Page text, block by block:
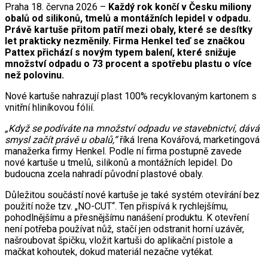
Praha 18. června 2026 – Každý rok končí v Česku miliony
obalů od silikonů, tmelů a montážních lepidel v odpadu.
Právě kartuše přitom patří mezi obaly, které se desítky
let prakticky nezměnily. Firma Henkel teď se značkou
Pattex přichází s novým typem balení, které snižuje
množství odpadu o 73 procent a spotřebu plastu o více
než polovinu.
Nové kartuše nahrazují plast 100% recyklovaným kartonem s
vnitřní hliníkovou fólií.
„Když se podíváte na množství odpadu ve stavebnictví, dává
smysl začít právě u obalů,“říká Irena Kovářová, marketingová
manažerka firmy Henkel. Podle ní firma postupně zavede
nové kartuše u tmelů, silikonů a montážních lepidel. Do
budoucna zcela nahradí původní plastové obaly.
Důležitou součástí nové kartuše je také systém otevírání bez
použití nože tzv. „NO-CUT“. Ten přispívá k rychlejšímu,
pohodlnějšímu a přesnějšímu nanášení produktu. K otevření
není potřeba používat nůž, stačí jen odstranit horní uzávěr,
našroubovat špičku, vložit kartuši do aplikační pistole a
mačkat kohoutek, dokud materiál nezačne vytékat.